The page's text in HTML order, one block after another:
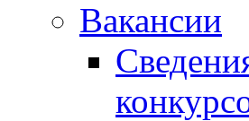
Вакансии